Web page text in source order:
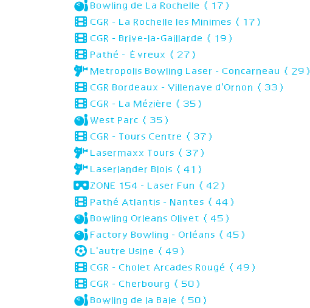
Bowling de La Rochelle (17)
CGR - La Rochelle les Minimes (17)
CGR - Brive-la-Gaillarde (19)
Pathé - Évreux (27)
Metropolis Bowling Laser - Concarneau (29)
CGR Bordeaux - Villenave d'Ornon (33)
CGR - La Mézière (35)
West Parc (35)
CGR - Tours Centre (37)
Lasermaxx Tours (37)
Laserlander Blois (41)
ZONE 154 - Laser Fun (42)
Pathé Atlantis - Nantes (44)
Bowling Orleans Olivet (45)
Factory Bowling - Orléans (45)
L'autre Usine (49)
CGR - Cholet Arcades Rougé (49)
CGR - Cherbourg (50)
Bowling de la Baie (50)